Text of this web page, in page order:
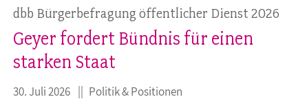
dbb Bürgerbefragung öffentlicher Dienst 2026
Geyer fordert Bündnis für einen
starken Staat
30. Juli 2026 Politik & Positionen